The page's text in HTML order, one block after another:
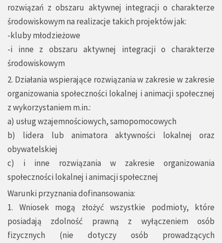
rozwiązań z obszaru aktywnej integracji o charakterze
środowiskowym na realizacje takich projektów jak:
-kluby młodzieżowe
-i inne z obszaru aktywnej integracji o charakterze
środowiskowym
2. Działania wspierające rozwiązania w zakresie w zakresie
organizowania społeczności lokalnej i animacji społecznej
z wykorzystaniem m.in.:
a) usług wzajemnościowych, samopomocowych
b) lidera lub animatora aktywności lokalnej oraz
obywatelskiej
c) i inne rozwiązania w zakresie organizowania
społeczności lokalnej i animacji społecznej
Warunki przyznania dofinansowania:
1. Wniosek mogą złożyć wszystkie podmioty, które
posiadają zdolność prawną z wyłączeniem osób
fizycznych (nie dotyczy osób prowadzących